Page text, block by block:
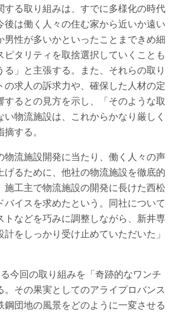
する取り組みは、すでに多様化の時代
後は働く人々の住む家から近いか遠い
男性が多いかといったことまできめ細
ピタリティを取捨選択していくことも
る」と主張する。また、それらの取り
の求人の訴求力や、確保した人材の定
するとの見方を示し、「そのような取
い物流施設は、これからかなり厳しく
する。
物流施設開発に当たり、働く人々の声
げるために、他社の物流施設を徹底的
施工主で物流施設の開発に長けた西松
バイスを求めたという。同社について
トなどを巧みに調整しながら、新井専
をしっかり受け止めていただいた」
今回の取り組みを「奇跡的なワンチ
。その果実としてのアライプロバンス
鋼団地の風景をどのように一変させる